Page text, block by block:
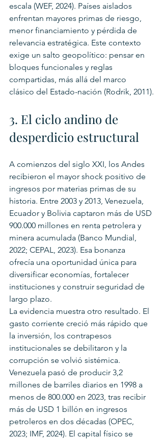
escala (WEF, 2024). Países aislados
enfrentan mayores primas de riesgo,
menor financiamiento y pérdida de
relevancia estratégica. Este contexto
exige un salto geopolítico: pensar en
bloques funcionales y reglas
compartidas, más allá del marco
clásico del Estado-nación (Rodrik, 2011).
3. El ciclo andino de
desperdicio estructural
A comienzos del siglo XXI, los Andes
recibieron el mayor shock positivo de
ingresos por materias primas de su
historia. Entre 2003 y 2013, Venezuela,
Ecuador y Bolivia captaron más de USD
900.000 millones en renta petrolera y
minera acumulada (Banco Mundial,
2022; CEPAL, 2023). Esa bonanza
ofrecía una oportunidad única para
diversificar economías, fortalecer
instituciones y construir seguridad de
largo plazo.
La evidencia muestra otro resultado. El
gasto corriente creció más rápido que
la inversión, los contrapesos
institucionales se debilitaron y la
corrupción se volvió sistémica.
Venezuela pasó de producir 3,2
millones de barriles diarios en 1998 a
menos de 800.000 en 2023, tras recibir
más de USD 1 billón en ingresos
petroleros en dos décadas (OPEC,
2023; IMF, 2024). El capital físico se